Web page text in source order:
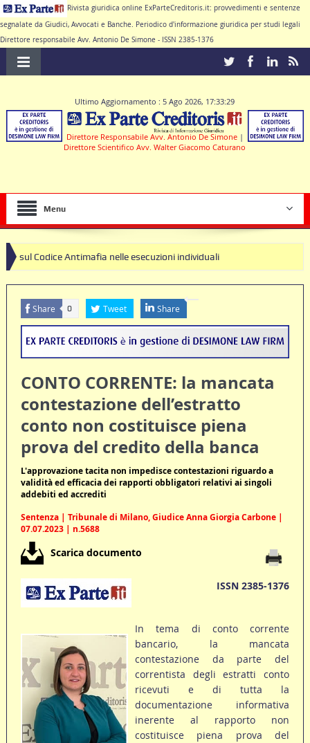
Rivista giuridica online ExParteCreditoris.it: provvedimenti e sentenze
segnalate da Giudici, Avvocati e Banche. Periodico d'informazione giuridica per studi legali
Direttore responsabile Avv. Antonio De Simone - ISSN 2385-1376
Ultimo Aggiornamento : 5 Ago 2026, 17:33:29
Direttore Responsabile Avv. Antonio De Simone |
Direttore Scientifico Avv. Walter Giacomo Caturano
Menu
Antimafia nelle esecuzioni individuali
Share 0 Tweet Share
CONTO CORRENTE: la mancata
contestazione dell’estratto
conto non costituisce piena
prova del credito della banca
L'approvazione tacita non impedisce contestazioni riguardo a
validità ed efficacia dei rapporti obbligatori relativi ai singoli
addebiti ed accrediti
Sentenza | Tribunale di Milano, Giudice Anna Giorgia Carbone |
07.07.2023 | n.5688
Scarica documento
ISSN 2385-1376
In tema di conto corrente
bancario, la mancata
contestazione da parte del
correntista degli estratti conto
ricevuti e di tutta la
documentazione informativa
inerente al rapporto non
costituisce piena prova del